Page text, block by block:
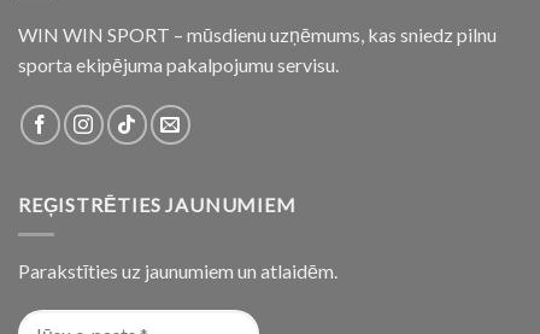
WIN WIN SPORT – mūsdienu uzņēmums, kas sniedz pilnu
sporta ekipējuma pakalpojumu servisu.
REĢISTRĒTIES JAUNUMIEM
Parakstīties uz jaunumiem un atlaidēm.